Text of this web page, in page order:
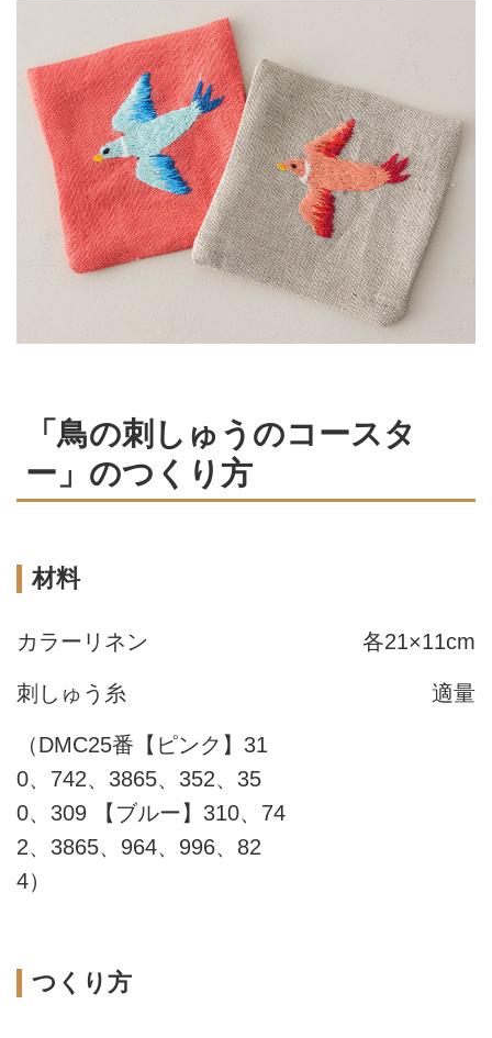
「鳥の刺しゅうのコースタ
ー」のつくり方
材料
カラーリネン 各21×11cm
刺しゅう糸 適量
（DMC25番【ピンク】31
0、742、3865、352、35
0、309 【ブルー】310、74
2、3865、964、996、82
4）
つくり方